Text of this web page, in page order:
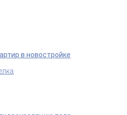
в новостройке